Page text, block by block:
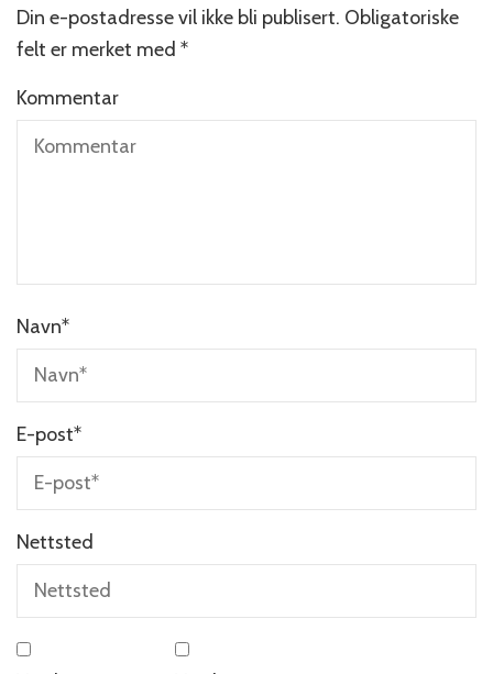
Din e-postadresse vil ikke bli publisert. Obligatoriske
felt er merket med *
Kommentar
Navn*
E-post*
Nettsted